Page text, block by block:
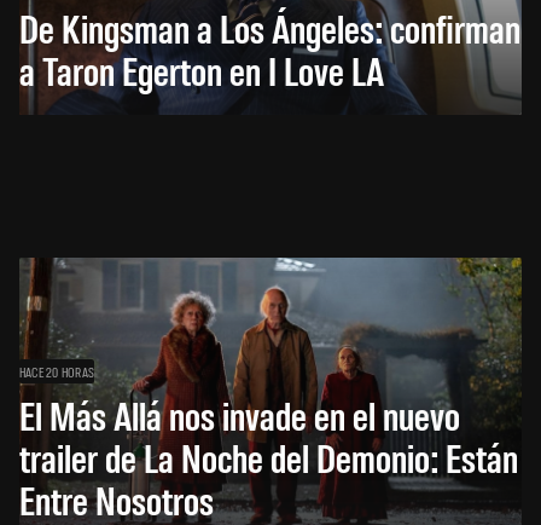
De Kingsman a Los Ángeles: confirman
a Taron Egerton en I Love LA
HACE 20 HORAS
El Más Allá nos invade en el nuevo
trailer de La Noche del Demonio: Están
Entre Nosotros